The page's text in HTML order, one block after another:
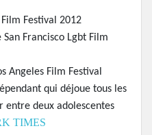
Festival 2012
Francisco Lgbt Film
Angeles Film Festival
qui déjoue tous les
entre deux adolescentes
TIMES